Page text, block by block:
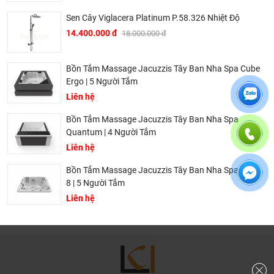
⏩ Sứ nung ở 1250 độ C
: là công nghệ nung nhiệt cao độc
quyền của Bravat giúp sản phẩm có độ chịu tải cao, chỉ cần
sử dụng mặt men mỏng với tỷ lệ hấp thụ nước rất nhỏ
đóng cặn.
⏩ Ecotap
: Công nghệ điều chỉnh dòng xoáy độc quyền
⏩ Công nghệ tiết kiệm nước: Sử dụng công nghệ sục khí
đặc biệt của Swiss Neoperl có tác dụng làm sạch và mềm
độ cứng của nước, nâng cao tuổi thọ thiết bị cũng như tiết
kiệm tới 30% lượng nước.
⏩ Công nghệ vòi xoay đa chiều
: cho phép điều chỉnh phù
hợp với chiều cao của người sử dụng cũng như thích hợp
chân không PVD cao cấp tạo cho các sản phẩm của Bravat
màu sắc độc đáo và đặc biệt là khả năng chống ăn mòn,
Sen Cây Viglacera Platinum P.58.326 Nhiệt Độ
14.400.000 đ 18.000.000 đ
Bồn Tắm Massage Jacuzzis Tây Ban Nha Spa Cube
Ergo | 5 Người Tắm
Liên hệ
Bồn Tắm Massage Jacuzzis Tây Ban Nha Spa
Quantum | 4 Người Tắm
Liên hệ
Bồn Tắm Massage Jacuzzis Tây Ban Nha Spa Aqua
8 | 5 Người Tắm
Liên hệ